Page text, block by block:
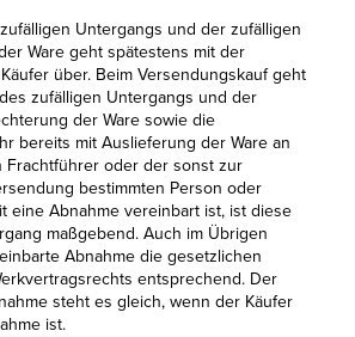
Untergangs und der zufälligen
Ware geht spätestens mit der
über. Beim Versendungskauf geht
zufälligen Untergangs und der
der Ware sowie die
bereits mit Auslieferung der Ware an
Frachtführer oder der sonst zur
bestimmten Person oder
eine Abnahme vereinbart ist, ist diese
maßgebend. Auch im Übrigen
Abnahme die gesetzlichen
entsprechend. Der
steht es gleich, wenn der Käufer
ist.